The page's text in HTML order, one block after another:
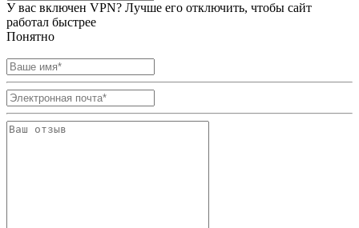
У вас включен VPN? Лучше его отключить, чтобы сайт
работал быстрее
Понятно